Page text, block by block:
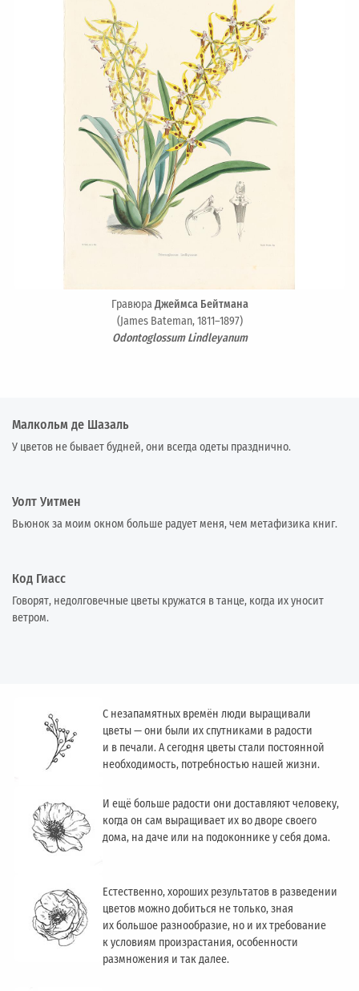
ГравюраДжеймса Бейтмана
(James Bateman, 1811–1897)
Odontoglossum Lindleyanum
Малкольм де Шазаль
У цветов не бывает будней, они всегда одеты празднично.
Уолт Уитмен
Вьюнок за моим окном больше радует меня, чем метафизика книг.
Код Гиасс
Говорят, недолговечные цветы кружатся в танце, когда их уносит
ветром.
С незапамятных времён люди выращивали
цветы — они были их спутниками в радости
и в печали. А сегодня цветы стали постоянной
необходимость, потребностью нашей жизни.
И ещё больше радости они доставляют человеку,
когда он сам выращивает их во дворе своего
дома, на даче или на подоконнике у себя дома.
Естественно, хороших результатов в разведении
цветов можно добиться не только, зная
их большое разнообразие, но и их требование
к условиям произрастания, особенности
размножения и так далее.